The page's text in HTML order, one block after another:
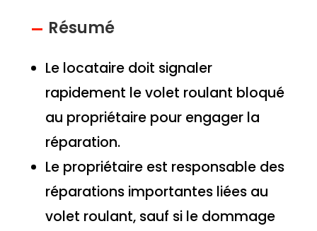
Résumé
Le locataire doit signaler
rapidement le volet roulant bloqué
au propriétaire pour engager la
réparation.
Le propriétaire est responsable des
réparations importantes liées au
volet roulant, sauf si le dommage